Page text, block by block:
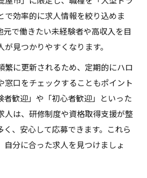
で効率的に求人情報を絞り込めま
元で働きたい未経験者や高収入を目
見つかりやすくなります。
繁に更新されるため、定期的にハロ
窓口をチェックすることもポイント
者歓迎」や「初心者歓迎」といった
人は、研修制度や資格取得支援が整
く、安心して応募できます。これら
自分に合った求人を見つけましょ